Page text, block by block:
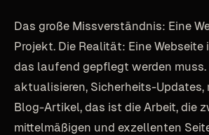
Das große Missverständnis: Eine
Projekt. Die Realität: Eine
das laufend gepflegt werden
aktualisieren, Sicherheits-Updates,
Blog-Artikel, das ist die Arbeit, die
mittelmäßigen und exzellenten